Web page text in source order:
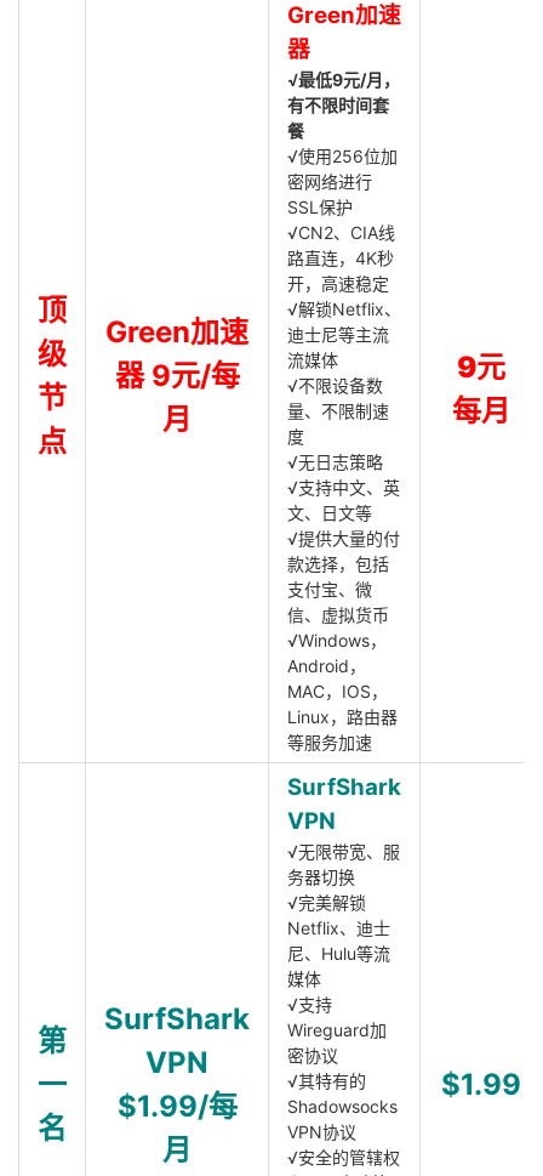
顶
级
节
点
Green加速
器 9元/每
月
Green加速
器
√最低9元/月，
有不限时间套
餐
√使用256位加
密网络进行
SSL保护
√CN2、CIA线
路直连，4K秒
开，高速稳定
√解锁Netflix、
迪士尼等主流
流媒体
√不限设备数
量、不限制速
度
√无日志策略
√支持中文、英
文、日文等
√提供大量的付
款选择，包括
支付宝、微
信、虚拟货币
√Windows，
Android，
MAC，IOS，
Linux，路由器
等服务加速
9元
每月
第
一
名
SurfShark
VPN
$1.99/每
月
SurfShark
VPN
√无限带宽、服
务器切换
√完美解锁
Netflix、迪士
尼、Hulu等流
媒体
√支持
Wireguard加
密协议
√其特有的
Shadowsocks
VPN协议
√安全的管辖权
$1.99